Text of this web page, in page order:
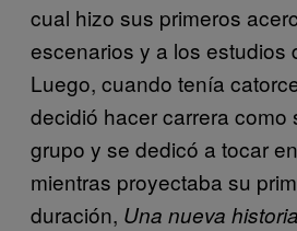
cual hizo sus primeros
escenarios y a los estudios
Luego, cuando tenía
decidió hacer carrera como
grupo y se dedicó a tocar
mientras proyectaba su
duración, Una nueva